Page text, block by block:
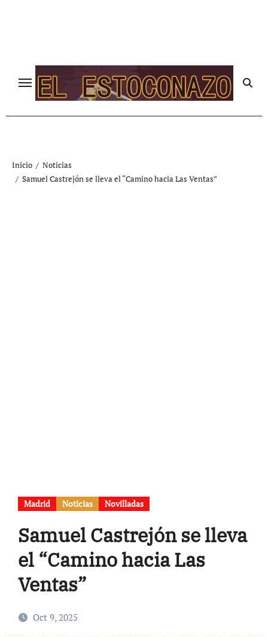
Inicio
Noticias
Samuel Castrejón se lleva el “Camino hacia Las Ventas”
Madrid Noticias Novilladas
Samuel Castrejón se lleva
el “Camino hacia Las
Ventas”
Oct 9, 2025